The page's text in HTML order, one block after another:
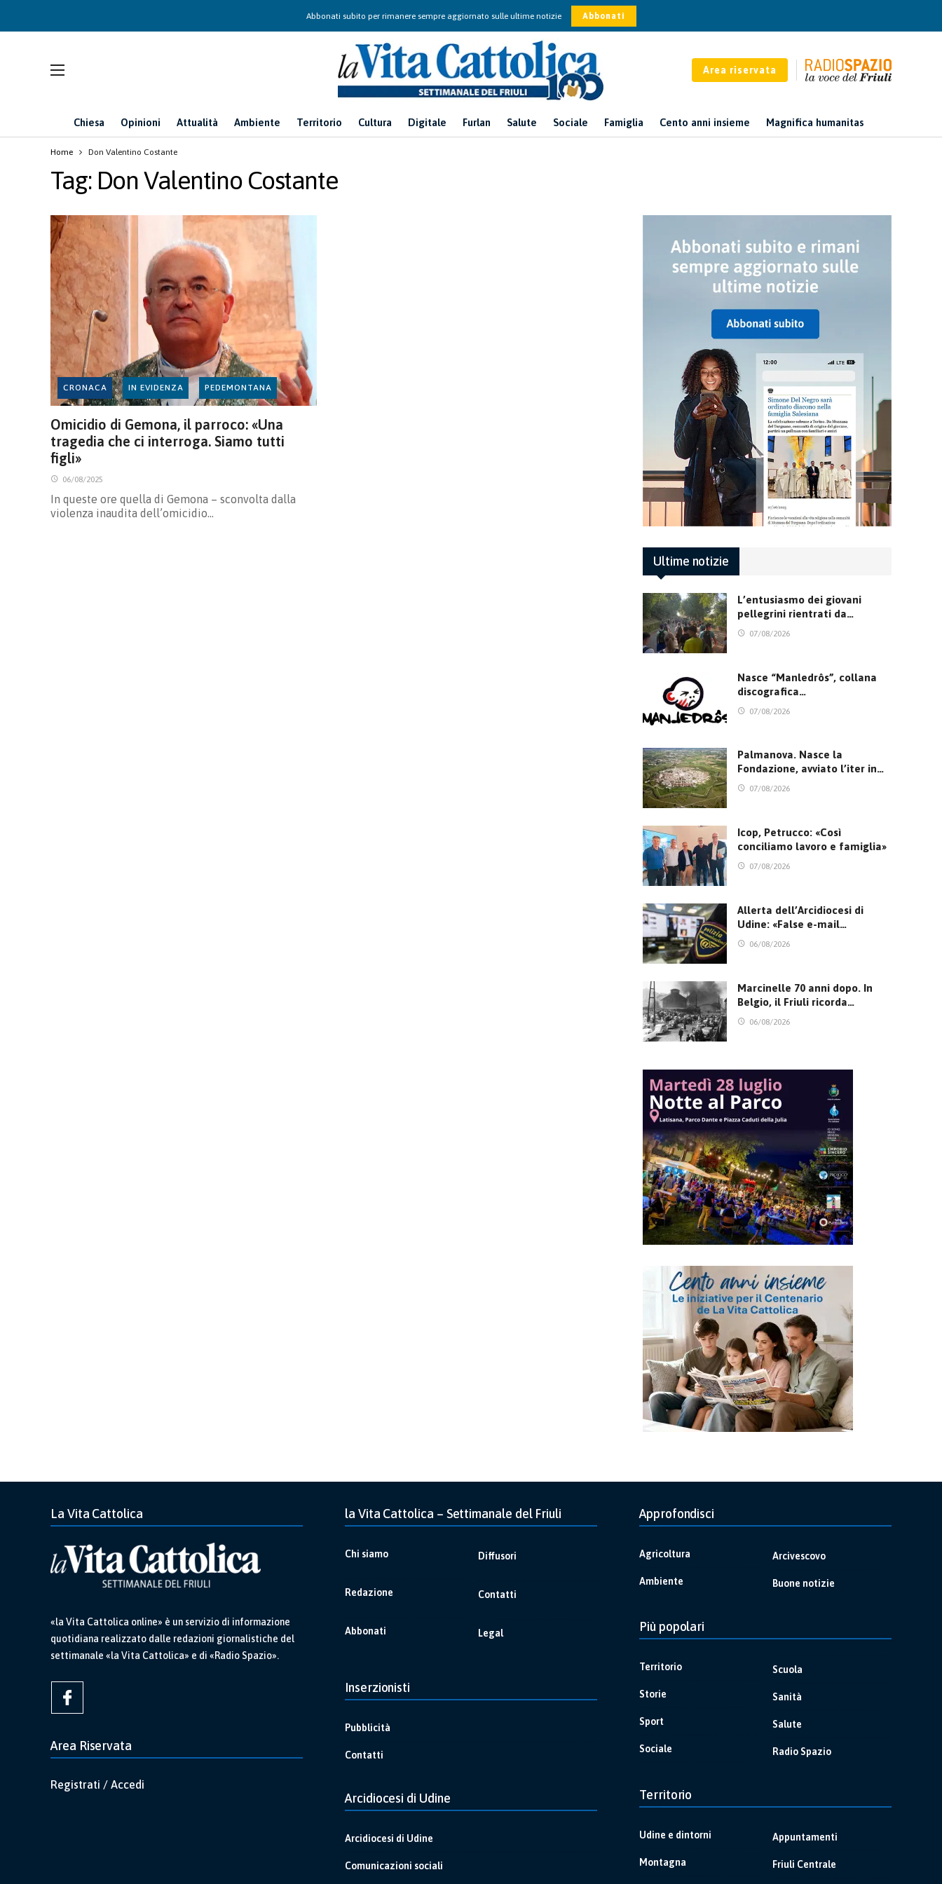
Abbonati subito per rimanere sempre aggiornato sulle ultime notizie Abbonati
Area riservata
Chiesa Opinioni Attualità Ambiente Territorio Cultura Digitale Furlan Salute Sociale Famiglia Cento anni insieme Magnifica humanitas
Home Don Valentino Costante
Tag: Don Valentino Costante
CRONACA IN EVIDENZA PEDEMONTANA
Omicidio di Gemona, il parroco: «Una
tragedia che ci interroga. Siamo tutti
figli»
06/08/2025
In queste ore quella di Gemona – sconvolta dalla
violenza inaudita dell’omicidio…
Ultime notizie
L’entusiasmo dei giovani
pellegrini rientrati da…
07/08/2026
Nasce “Manledrôs”, collana
discografica…
07/08/2026
Palmanova. Nasce la
Fondazione, avviato l’iter in…
07/08/2026
Icop, Petrucco: «Così
conciliamo lavoro e famiglia»
07/08/2026
Allerta dell’Arcidiocesi di
Udine: «False e-mail…
06/08/2026
Marcinelle 70 anni dopo. In
Belgio, il Friuli ricorda…
06/08/2026
La Vita Cattolica
«la Vita Cattolica online» è un servizio di informazione
quotidiana realizzato dalle redazioni giornalistiche del
settimanale «la Vita Cattolica» e di «Radio Spazio».
Area Riservata
Registrati / Accedi
la Vita Cattolica – Settimanale del Friuli
Chi siamo
Redazione
Abbonati
Diffusori
Contatti
Legal
Inserzionisti
Pubblicità
Contatti
Arcidiocesi di Udine
Arcidiocesi di Udine
Comunicazioni sociali
Approfondisci
Agricoltura
Ambiente
Arcivescovo
Buone notizie
Più popolari
Territorio
Storie
Sport
Sociale
Scuola
Sanità
Salute
Radio Spazio
Territorio
Udine e dintorni
Montagna
Appuntamenti
Friuli Centrale